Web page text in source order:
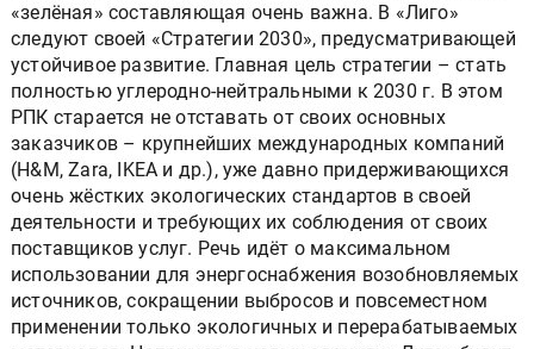
«зелёная» составляющая очень важна. В «Лиго»
следуют своей «Стратегии 2030», предусматривающей
устойчивое развитие. Главная цель стратегии – стать
полностью углеродно-нейтральными к 2030 г. В этом
РПК старается не отставать от своих основных
заказчиков – крупнейших международных компаний
(H&M, Zara, IKEA и др.), уже давно придерживающихся
очень жёстких экологических стандартов в своей
деятельности и требующих их соблюдения от своих
поставщиков услуг. Речь идёт о максимальном
использовании для энергоснабжения возобновляемых
источников, сокращении выбросов и повсеместном
применении только экологичных и перерабатываемых